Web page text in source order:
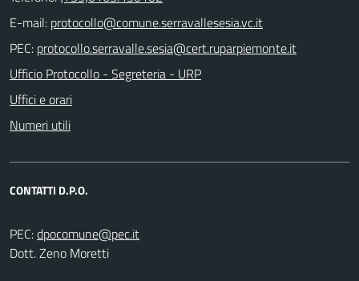
E-mail:
PEC:
Ufficio Protocollo - Segreteria - URP
Uffici e orari
Numeri utili
CONTATTI D.P.O.
PEC:
Dott. Zeno Moretti